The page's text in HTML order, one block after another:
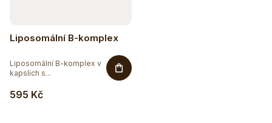
Liposomální B-komplex
595 Kč
Liposomální B-komplex v
kapslích s...
Sleva až 20 %